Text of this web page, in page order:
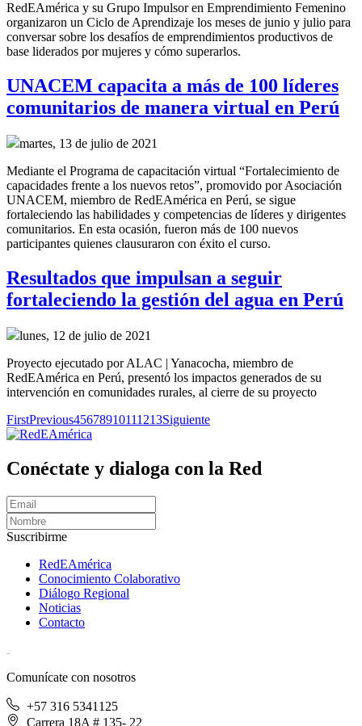
RedEAmérica y su Grupo Impulsor en Emprendimiento Femenino
organizaron un Ciclo de Aprendizaje los meses de junio y julio para
conversar sobre los desafíos de emprendimientos productivos de
base liderados por mujeres y cómo superarlos.
UNACEM capacita a más de 100 líderes
comunitarios de manera virtual en Perú
martes, 13 de julio de 2021
Mediante el Programa de capacitación virtual “Fortalecimiento de
capacidades frente a los nuevos retos”, promovido por Asociación
UNACEM, miembro de RedEAmérica en Perú, se sigue
fortaleciendo las habilidades y competencias de líderes y dirigentes
comunitarios. En esta ocasión, fueron más de 100 nuevos
participantes quienes clausuraron con éxito el curso.
Resultados que impulsan a seguir
fortaleciendo la gestión del agua en Perú
lunes, 12 de julio de 2021
Proyecto ejecutado por ALAC | Yanacocha, miembro de
RedEAmérica en Perú, presentó los impactos generados de su
intervención en comunidades rurales, al cierre de su proyecto
FirstPrevious45678910111213Siguiente
Conéctate y dialoga con la Red
Suscribirme
RedEAmérica
Conocimiento Colaborativo
Diálogo Regional
Noticias
Contacto
Comunícate con nosotros
+57 316 5341125
Carrera 18A # 135- 22